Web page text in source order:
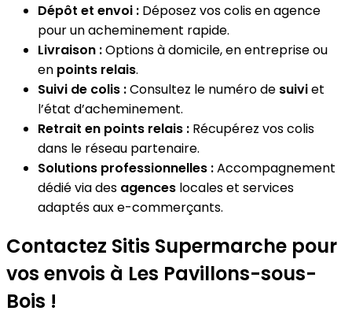
Dépôt et envoi : Déposez vos colis en agence
pour un acheminement rapide.
Livraison :Options à domicile, en entreprise ou
en points relais.
Suivi de colis :Consultez le numéro de suiviet
l’état d’acheminement.
Retrait en points relais : Récupérez vos colis
dans le réseau partenaire.
Solutions professionnelles :Accompagnement
dédié via des agences locales et services
adaptés aux e-commerçants.
Contactez Sitis Supermarche pour
vos envois à Les Pavillons-sous-
Bois !